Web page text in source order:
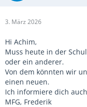
3. März 2026
Hi Achim,
Muss heute in der
oder ein anderer.
Von dem könnten wir
einen neuen.
Ich informiere dich
MFG, Frederik